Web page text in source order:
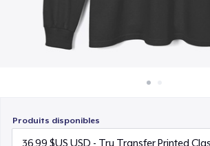
Produits disponibles
21,99 $US
Unisex Classic Crewneck
32,99 $US